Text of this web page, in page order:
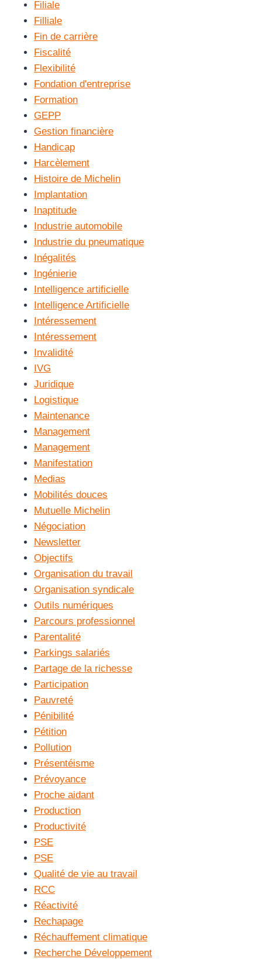
Filiale
Filliale
Fin de carrière
Fiscalité
Flexibilité
Fondation d'entreprise
Formation
GEPP
Gestion financière
Handicap
Harcèlement
Histoire de Michelin
Implantation
Inaptitude
Industrie automobile
Industrie du pneumatique
Inégalités
Ingénierie
Intelligence artificielle
Intelligence Artificielle
Intéressement
Intéressement
Invalidité
IVG
Juridique
Logistique
Maintenance
Management
Management
Manifestation
Medias
Mobilités douces
Mutuelle Michelin
Négociation
Newsletter
Objectifs
Organisation du travail
Organisation syndicale
Outils numériques
Parcours professionnel
Parentalité
Parkings salariés
Partage de la richesse
Participation
Pauvreté
Pénibilité
Pétition
Pollution
Présentéisme
Prévoyance
Proche aidant
Production
Productivité
PSE
PSE
Qualité de vie au travail
RCC
Réactivité
Rechapage
Réchauffement climatique
Recherche Développement